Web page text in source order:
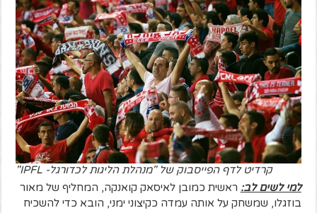
קרדיט לדף הפייסבוק של "מנהלת הליגות לכדורגל- IPFL"
למי לשים לב: ראשית כמובן לאיסאק קואנקה, המחליף של מאור
בוזגלו, שמשחק על אותה עמדה כקיצוני ימני, הובא כדי להשכיח